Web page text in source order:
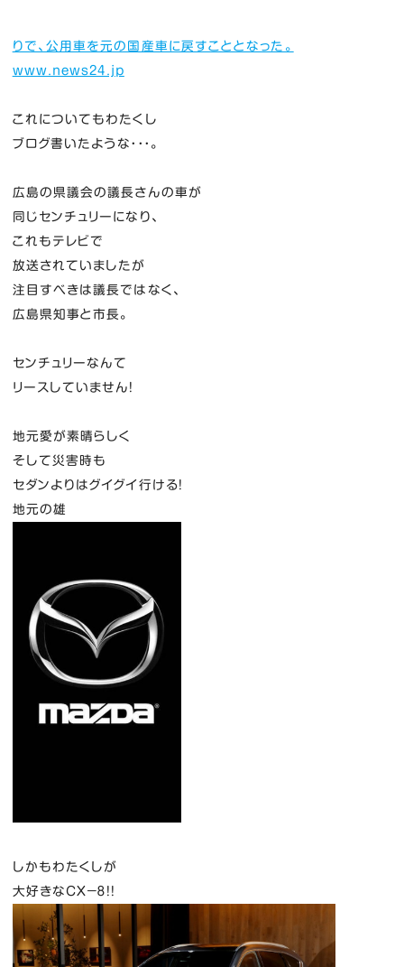
りで、公用車を元の国産車に戻すこととなった。
www.news24.jp
これについてもわたくし
ブログ書いたような・・・。
広島の県議会の議長さんの車が
同じセンチュリーになり、
これもテレビで
放送されていましたが
注目すべきは議長ではなく、
広島県知事と市長。
センチュリーなんて
リースしていません！
地元愛が素晴らしく
そして災害時も
セダンよりはグイグイ行ける！
地元の雄
しかもわたくしが
大好きなCX－８！！